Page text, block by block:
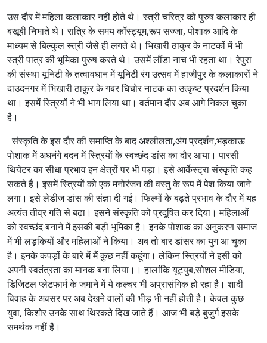
उस दौर में महिला कलाकार नहीं होते थे। स्त्री चरित्र को पुरुष कलाकार ही
बखूबी निभाते थे। रात्रि के समय कॉस्ट्यूम,रूप सज्जा, पोशाक आदि के
माध्यम से बिल्कुल स्त्री जैसे ही लगते थे। भिखारी ठाकुर के नाटकों में भी
स्त्री पात्र की भूमिका पुरुष करते थे। उसमें लौंडा नाच भी रहता था। रेपुरा
की संस्था यूनिटी के तत्वावधान में यूनिटी रंग उत्सव में हाजीपुर के कलाकारों ने
दाउदनगर में भिखारी ठाकुर के गबर घिचोर नाटक का उत्कृष्ट प्रदर्शन किया
था। इसमें स्त्रियों ने भी भाग लिया था। वर्तमान दौर अब आगे निकल चुका
है।
संस्कृति के इस दौर की समाप्ति के बाद अश्लीलता,अंग प्रदर्शन,भड़काऊ
पोशाक में अधनंगे बदन में स्त्रियों के स्वच्छंद डांस का दौर आया। पारसी
थियेटर का सीधा प्रभाव इन क्षेत्रों पर भी पड़ा। इसे आर्केस्ट्रा संस्कृति कह
सकते हैं। इसमें स्त्रियों को एक मनोरंजन की वस्तु के रूप में पेश किया जाने
लगा। इसे लेडीज डांस की संज्ञा दी गई। फिल्मों के बढ़ते प्रभाव के दौर में यह
अत्यंत तीव्र गति से बढ़ा। इसने संस्कृति को प्रदूषित कर दिया। महिलाओं
को स्वच्छंद बनाने में इसकी बड़ी भूमिका है। इनके पोशाक का अनुकरण समाज
में भी लड़कियों और महिलाओं ने किया। अब तो बार डांसर का युग आ चुका
है। इनके कपड़ों के बारे में मैं कुछ नहीं कहूंगा। लेकिन स्त्रियों ने इसी को
अपनी स्वतंत्रता का मानक बना लिया।। हालांकि यूट्युब,सोशल मीडिया,
डिजिटल प्लेटफार्म के जमाने में ये कल्चर भी अप्रासंगिक हो रहा है। शादी
विवाह के अवसर पर अब देखने वालों की भीड़ भी नहीं होती है। केवल कुछ
युवा, किशोर उनके साथ थिरकते दिख जाते हैं। आज भी बड़े बुजुर्ग इसके
समर्थक नहीं हैं।